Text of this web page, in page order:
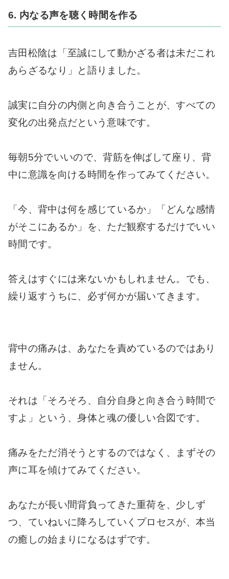
6. 内なる声を聴く時間を作る
吉田松陰は「至誠にして動かざる者は未だこれ
あらざるなり」と語りました。
誠実に自分の内側と向き合うことが、すべての
変化の出発点だという意味です。
毎朝5分でいいので、背筋を伸ばして座り、背
中に意識を向ける時間を作ってみてください。
「今、背中は何を感じているか」「どんな感情
がそこにあるか」を、ただ観察するだけでいい
時間です。
答えはすぐには来ないかもしれません。でも、
繰り返すうちに、必ず何かが届いてきます。
背中の痛みは、あなたを責めているのではあり
ません。
それは「そろそろ、自分自身と向き合う時間で
すよ」という、身体と魂の優しい合図です。
痛みをただ消そうとするのではなく、まずその
声に耳を傾けてみてください。
あなたが長い間背負ってきた重荷を、少しず
つ、ていねいに降ろしていくプロセスが、本当
の癒しの始まりになるはずです。